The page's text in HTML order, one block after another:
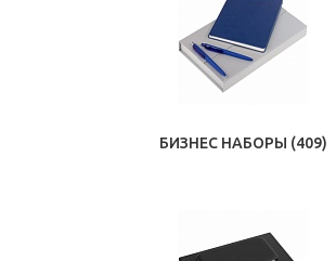
БИЗНЕС НАБОРЫ (409)